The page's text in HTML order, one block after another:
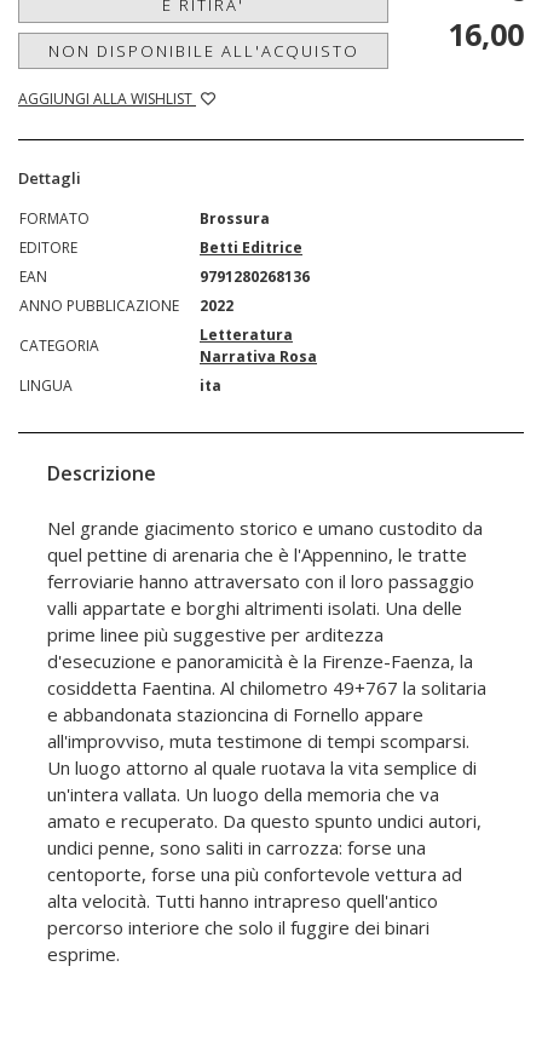
E RITIRA'
NON DISPONIBILE ALL'ACQUISTO
AGGIUNGI ALLA WISHLIST
16,00
Dettagli
FORMATO
Brossura
EDITORE
Betti Editrice
EAN
9791280268136
ANNO PUBBLICAZIONE
2022
CATEGORIA
Letteratura
Narrativa Rosa
LINGUA
ita
Descrizione
Nel grande giacimento storico e umano custodito da
quel pettine di arenaria che è l'Appennino, le tratte
ferroviarie hanno attraversato con il loro passaggio
valli appartate e borghi altrimenti isolati. Una delle
prime linee più suggestive per arditezza
d'esecuzione e panoramicità è la Firenze-Faenza, la
cosiddetta Faentina. Al chilometro 49+767 la solitaria
e abbandonata stazioncina di Fornello appare
all'improvviso, muta testimone di tempi scomparsi.
Un luogo attorno al quale ruotava la vita semplice di
un'intera vallata. Un luogo della memoria che va
amato e recuperato. Da questo spunto undici autori,
undici penne, sono saliti in carrozza: forse una
centoporte, forse una più confortevole vettura ad
alta velocità. Tutti hanno intrapreso quell'antico
percorso interiore che solo il fuggire dei binari
esprime.